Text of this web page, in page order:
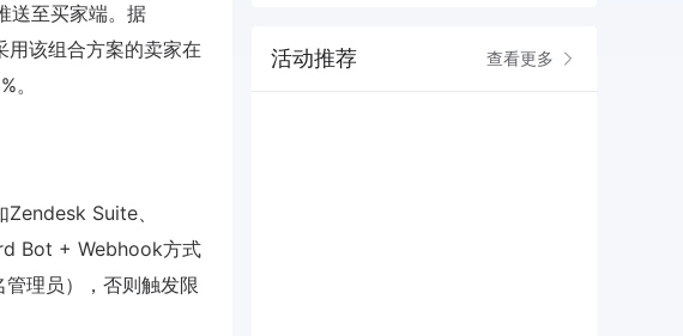
送至买家端。据
该组合方案的卖家在
。
Suite、
Bot + Webhook方式
理员），否则触发限
活动推荐 查看更多